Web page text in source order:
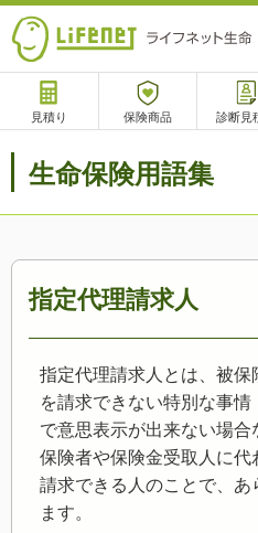
見積り 保険商品 診断見
サポート
生命保険用語集
指定代理請求人
指定代理請求人とは、被
を請求できない特別な事
で意思表示が出来ない場
保険者や保険金受取人に
請求できる人のことで、
ます。